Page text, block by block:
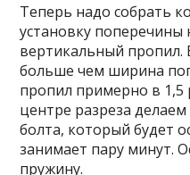
Теперь надо собрать
установку поперечины
вертикальный пропил.
больше чем ширина
пропил примерно в
центре разреза
болта, который будет
занимает пару минут.
пружину.